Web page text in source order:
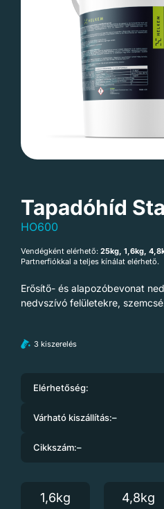
Tapadóhíd
HO600
Vendégként elérhető: 25kg, 1,6kg,
Partnerfiókkal a teljes kínálat elérhető.
Erősítő- és alapozóbevonat
nedvszívó felületekre,
3 kiszerelés
Elérhetőség:
Várható kiszállítás:–
Cikkszám:–
1,6kg 4,8kg